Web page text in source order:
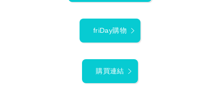
friDay購物
購買連結